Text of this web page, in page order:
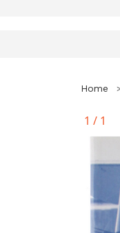
Home
1 / 1